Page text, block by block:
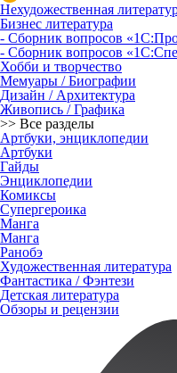
Нехудожественная
Бизнес литература
- Сборник вопросов
- Сборник вопросов
Хобби и творчество
Мемуары / Биографии
Дизайн / Архитектура
Живопись / Графика
>> Все разделы
Артбуки, энциклопедии
Артбуки
Гайды
Энциклопедии
Комиксы
Супергероика
Манга
Манга
Ранобэ
Художественная литература
Фантастика / Фэнтези
Детская литература
Обзоры и рецензии